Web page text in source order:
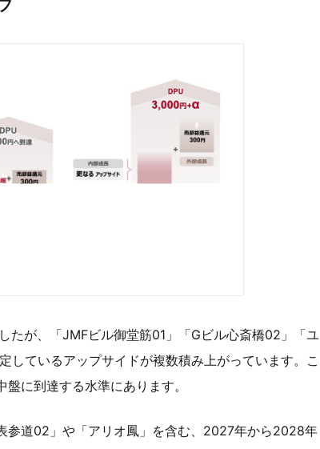
たが、「JMFビル御堂筋01」「Gビル心斎橋02」「ユ
しているアップサイドが複数積み上がっています。こ
に到達する水準にあります。
参道02」や「アリオ鳳」を含む、2027年から2028年